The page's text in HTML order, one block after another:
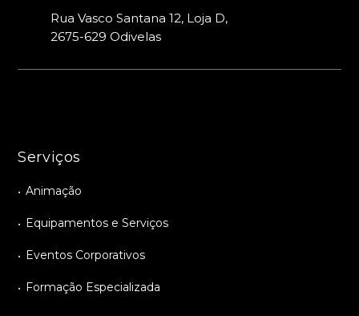
Rua Vasco Santana 12, Loja D,
2675-629 Odivelas
Serviços
Animação
Equipamentos e Serviços
Eventos Corporativos
Formação Especializada